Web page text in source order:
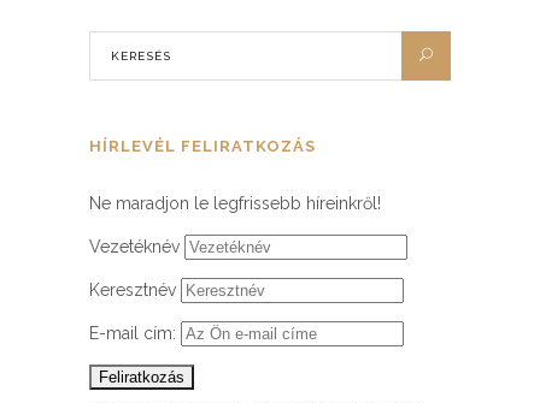
HÍRLEVÉL FELIRATKOZÁS
Ne maradjon le legfrissebb híreinkről!
Vezetéknév
Keresztnév
E-mail cím: